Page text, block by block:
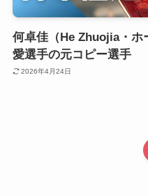
何卓佳（He Zhuojia・
愛選手の元コピー選手
2026年4月24日